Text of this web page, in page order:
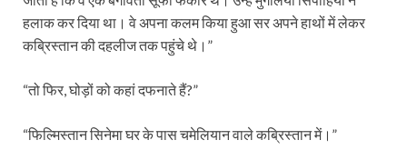
हलाक कर दिया था। वे अपना कलम किया हुआ सर अपने हाथों में लेकर
कब्रिस्तान की दहलीज तक पहुंचे थे।”
“तो फिर, घोड़ों को कहां दफनाते हैं?”
“फिल्मिस्तान सिनेमा घर के पास चमेलियान वाले कब्रिस्तान में।”